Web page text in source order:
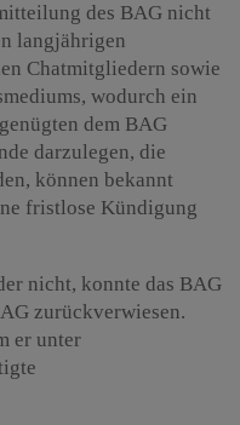
des BAG nicht
langjährigen
Chatmitgliedern sowie
wodurch ein
dem BAG
darzulegen, die
können bekannt
fristlose Kündigung
nicht, konnte das BAG
zurückverwiesen.
er unter